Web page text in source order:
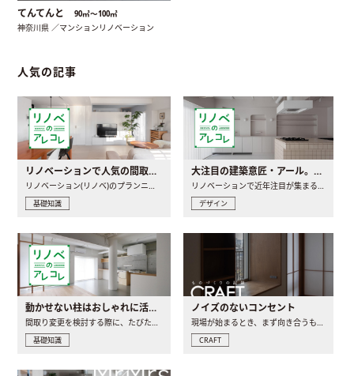
てんてんと 90㎡〜100㎡
神奈川県 ／マンションリノベーション
人気の記事
リノベーションで人気の間取りとは？トレンドの間取りと実例を徹底解説
リノベーション(リノベ)のプランニングで一番最初に決めるのは..
基礎知識
大注目の建築意匠・アール。人気の理由と空間に取り入れるポイント
リノベーションで近年注目が集まる建築意匠の一つであるアール..
デザイン
動かせない柱はおしゃれに活用！柱を魅せるリノベーション(リノベ)4選
間取り変更を検討する際に、たびたび皆さんの頭を悩ませる動か..
基礎知識
ノイズのないコンセント
現場が始まるとき、まず向き合うものの一つがコンセントです..
CRAFT